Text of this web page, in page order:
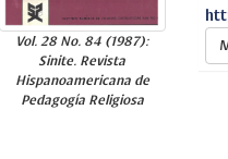
Vol. 28 No. 84 (1987):
Sinite. Revista
Hispanoamericana de
Pedagogía Religiosa